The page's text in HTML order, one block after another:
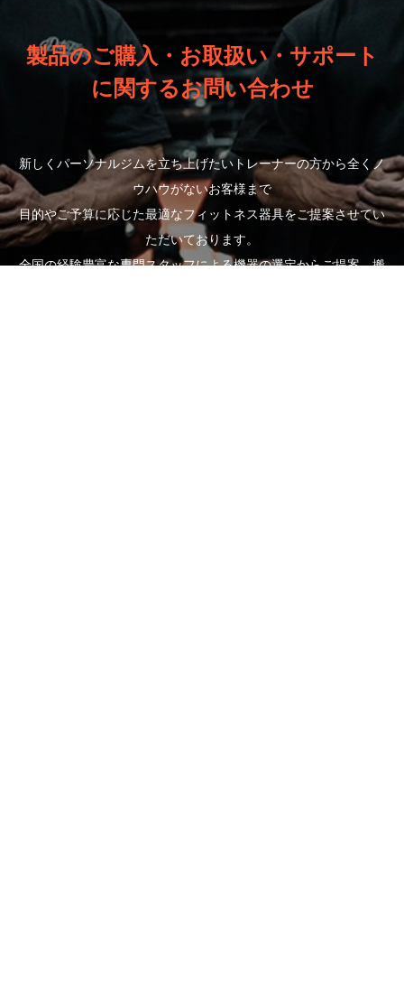
製品のご購入・お取扱い・サポート
に関するお問い合わせ
新しくパーソナルジムを立ち上げたいトレーナーの方から全くノ
ウハウがないお客様まで
目的やご予算に応じた最適なフィットネス器具をご提案させてい
ただいております。
全国の経験豊富な専門スタッフによる機器の選定からご提案、搬